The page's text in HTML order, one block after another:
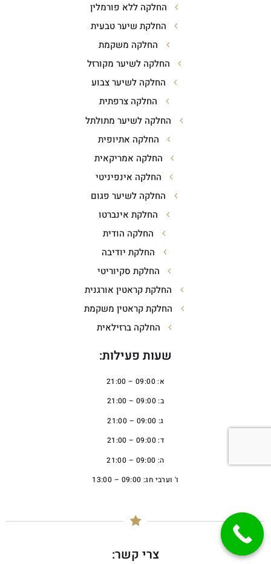
החלקה ללא פורמלין
החלקת שיער טבעית
החלקה משקמת
החלקה לשיער מקורזל
החלקה לשיער צבוע
החלקה צרפתית
החלקה לשיער מתולתל
החלקה אתיופית
החלקה אמריקאית
החלקה אינפיניטי
החלקה לשיער פגום
החלקת אינברטו
החלקה הודית
החלקת יודיבה
החלקת סקיוריטי
החלקת קראטין אורגנית
החלקת קראטין משקמת
החלקה ברזילאית
שעות פעילות:
א: 09:00 – 21:00
ב: 09:00 – 21:00
ג: 09:00 – 21:00
ד: 09:00 – 21:00
ה: 09:00 – 21:00
ו' וערבי חג: 09:00 – 13:00
צרי קשר: